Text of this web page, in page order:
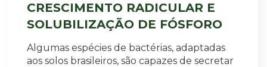
CRESCIMENTO RADICULAR E
SOLUBILIZAÇÃO DE FÓSFORO
Algumas espécies de bactérias, adaptadas
aos solos brasileiros, são capazes de secretar